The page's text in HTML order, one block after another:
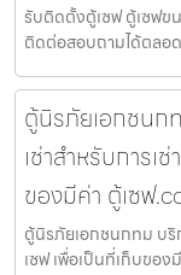
รับติดตั้งตู้เซฟ ตู้เซฟข
ติดต่อสอบถามได้ตลอ
ตู้นิรภัยเอกชนก
เช่าสำหรับการเ
ของมีค่า ตู้เซฟ
ตู้นิรภัยเอกชนกทม บริ
เซฟ เพื่อเป็นที่เก็บขอ